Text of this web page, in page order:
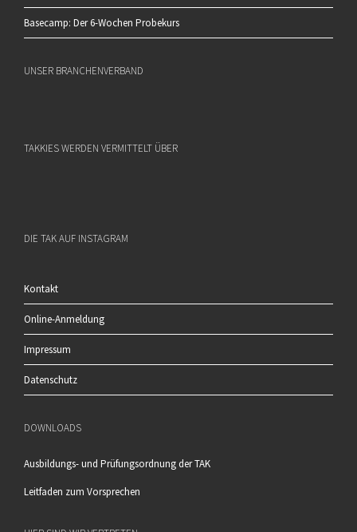
Basecamp: Der 6-Wochen Probekurs
UNSER BRANCHENVERBAND
TAKKIES WERDEN VERMITTELT ÜBER
DIE TAK AUF INSTAGRAM
Kontakt
Online-Anmeldung
Impressum
Datenschutz
DOWNLOADS
Ausbildungs- und Prüfungsordnung der TAK
Leitfaden zum Vorsprechen